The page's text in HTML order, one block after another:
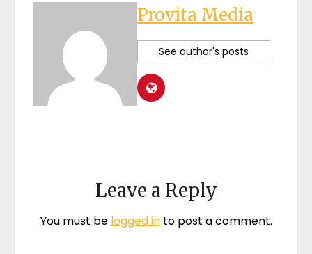
Provita Media
See author's posts
Leave a Reply
You must be logged into post a comment.